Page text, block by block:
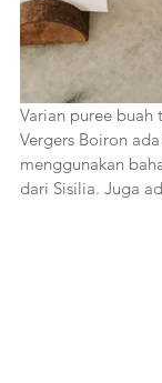
Varian puree buah
Vergers Boiron
menggunakan
dari Sisilia. Juga